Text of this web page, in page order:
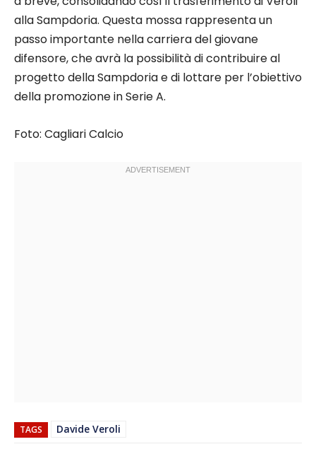
alla Sampdoria. Questa mossa rappresenta un
passo importante nella carriera del giovane
difensore, che avrà la possibilità di contribuire al
progetto della Sampdoria e di lottare per l’obiettivo
della promozione in Serie A.
Foto: Cagliari Calcio
TAGS Davide Veroli